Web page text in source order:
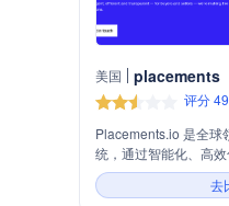
美国 placements
评分 49
Placements.io 是全球
统，通过智能化、高
销售流程，为广告买
升整个行业的盈利能去